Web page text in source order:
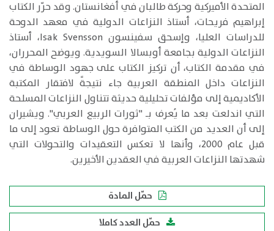
المتحدة الأميركية وحركة طالبان في أفغانستان. وقد حرّر الكتاب
إبراهيم فريحات، أستاذ النزاعات الدولية في معهد الدوحة
للدراسات العليا، وإسحق سفينسون Isak Svensson، أستاذ
النزاعات الدولية بجامعة أوبسالا السويدية. ويوضح المحرران،
في مقدمة الكتاب، أن تركيز الكتاب على جهود الوساطة في
النزاعات داخل المنطقة العربية جاء نتيجةً لافتقار المكتبة
الأكاديمية إلى مؤلفات تحليلية حديثة تتناول النزاعات المسلحة
التي اندلعت بعد ما يُعرف بـ "ثورات الربيع العربي". ويشيران
إلى أن العديد من الكتب المتوافرة حول الوساطة تعود إلى ما
قبل عام 2000، وأنها لا تعكس التعقيدات والتحولات التي
شهدتها النزاعات العربية في العقدين الأخيرين.
حمّل المادة
حمّل العدد كاملا